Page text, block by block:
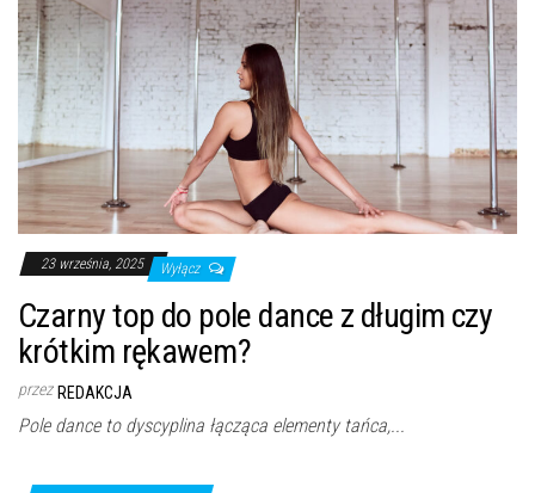
23 września, 2025 Wyłącz
Czarny top do pole dance z długim czy
krótkim rękawem?
przez REDAKCJA
Pole dance to dyscyplina łącząca elementy tańca,...